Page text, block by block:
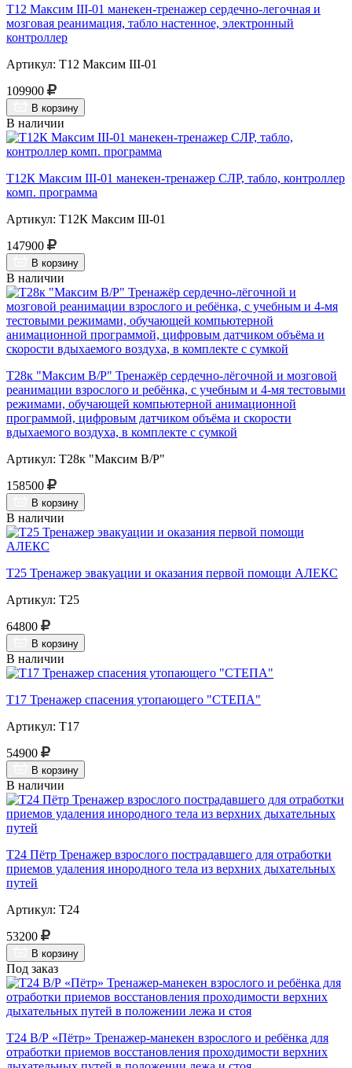
Т12 Максим III-01 манекен-тренажер сердечно-легочная и
мозговая реанимация, табло настенное, электронный
контроллер
Артикул: Т12 Максим III-01
109900
В корзину
В наличии
Т12К Максим III-01 манекен-тренажер СЛР, табло, контроллер
комп. программа
Артикул: Т12К Максим III-01
147900
В корзину
В наличии
Т28к "Максим В/Р" Тренажёр сердечно-лёгочной и мозговой
реанимации взрослого и ребёнка, с учебным и 4-мя тестовыми
режимами, обучающей компьютерной анимационной
программой, цифровым датчиком объёма и скорости
вдыхаемого воздуха, в комплекте с сумкой
Артикул: Т28к "Максим В/Р"
158500
В корзину
В наличии
Т25 Тренажер эвакуации и оказания первой помощи АЛЕКС
Артикул: Т25
64800
В корзину
В наличии
Т17 Тренажер спасения утопающего "СТЕПА"
Артикул: Т17
54900
В корзину
В наличии
Т24 Пётр Тренажер взрослого пострадавшего для отработки
приемов удаления инородного тела из верхних дыхательных
путей
Артикул: Т24
53200
В корзину
Под заказ
Т24 В/Р «Пётр» Тренажер-манекен взрослого и ребёнка для
отработки приемов восстановления проходимости верхних